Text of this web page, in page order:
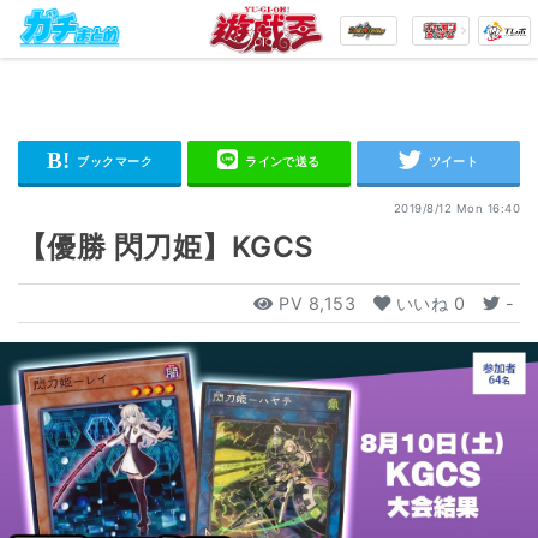
2019/8/12 Mon 16:40
【優勝 閃刀姫】KGCS
PV 8,153 いいね 0 -